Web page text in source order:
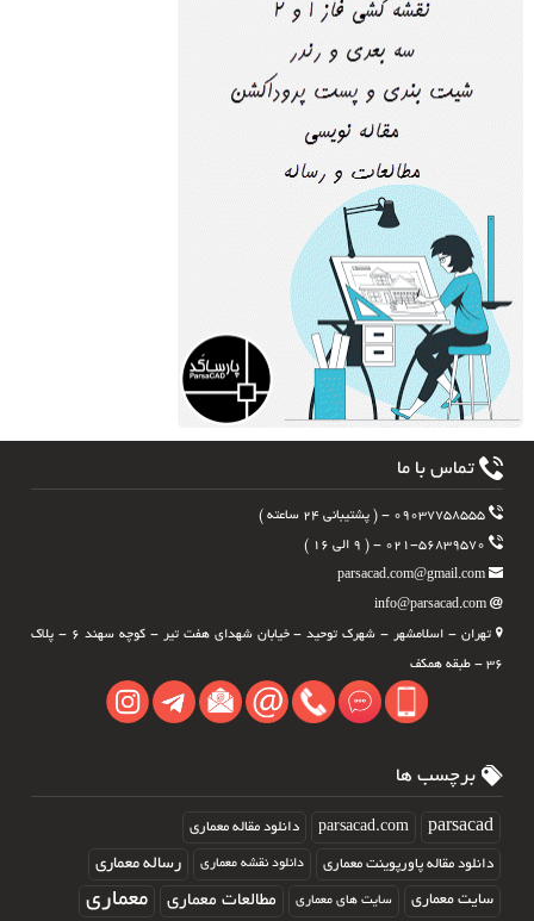
تماس با ما
۰۹۰۳۷۷۵۸۵۵۵ - ( پشتیبانی ۲۴ ساعته )
parsacad.com@gmail.com
info@parsacad.com
تهران - اسلامشهر - شهرک توحید - خیابان شهدای هفت تیر - کوچه سهند ۶ - پلاک
۳۶ - طبقه همکف
برچسب ها
parsacad
parsacad.com دانلود مقاله معماری
دانلود مقاله پاورپوینت معماری دانلود نقشه معماری رساله معماری
سایت معماری سایت های معماری مطالعات معماری معماری